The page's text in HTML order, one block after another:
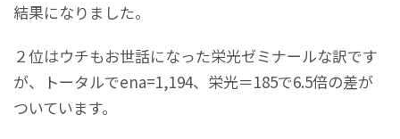
結果になりました。
２位はウチもお世話になった栄光ゼミナールな訳です
が、トータルでena=1,194、栄光＝185で6.5倍の差が
ついています。